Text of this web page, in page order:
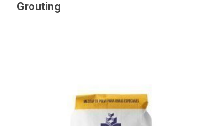
Skip to content
Grouting